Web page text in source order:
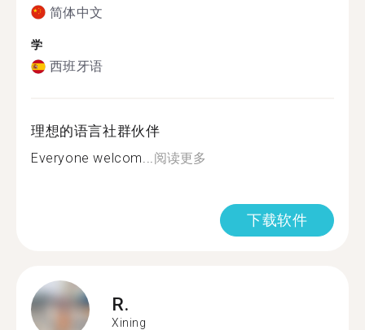
简体中文
学
西班牙语
理想的语言社群伙伴
Everyone welcom...阅读更多
下载软件
R.
Xining